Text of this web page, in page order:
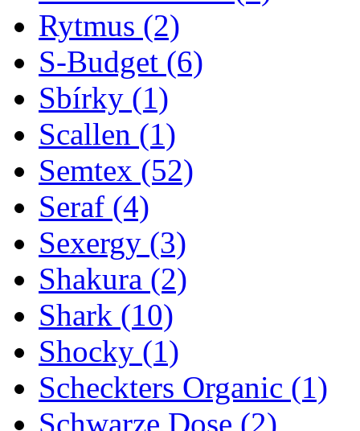
Rytmus (2)
S-Budget (6)
Sbírky (1)
Scallen (1)
Semtex (52)
Seraf (4)
Sexergy (3)
Shakura (2)
Shark (10)
Shocky (1)
Scheckters Organic (1)
Schwarze Dose (2)